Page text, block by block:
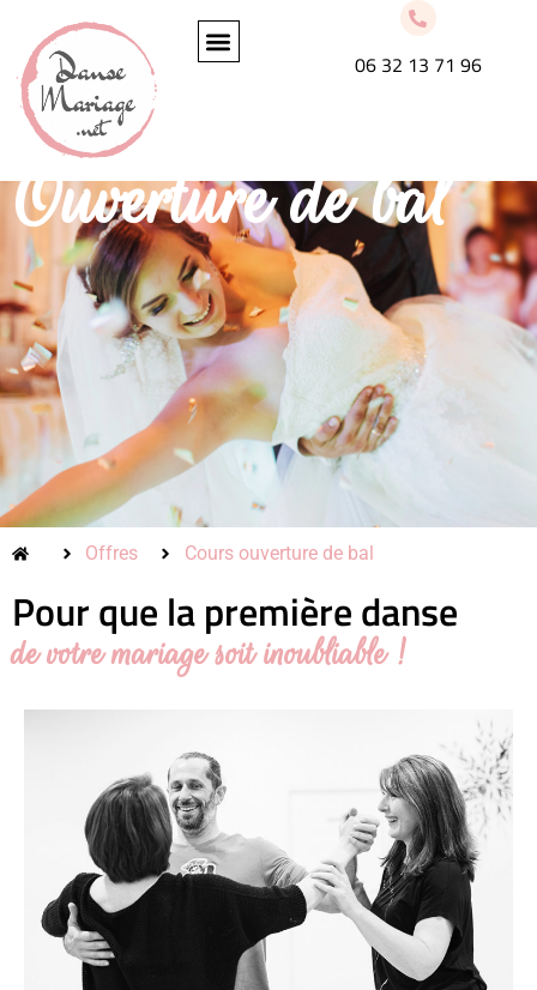
06 32 13 71 96
Cours ouverture de
bal
Ouverture de bal
Offres Cours ouverture de bal
Pour que la première danse
de votre mariage soit inoubliable !